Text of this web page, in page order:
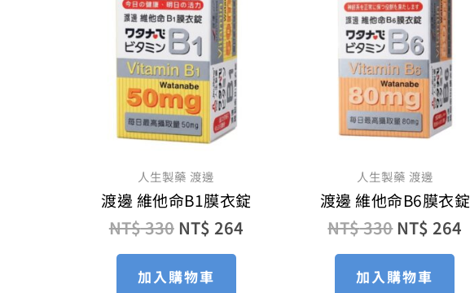
人生製藥 渡邊
渡邊 維他命B1膜衣錠
NT$330
價
格：
NT$ 330。
NT$ 264
加入購物車
人生製藥 渡邊
渡邊 維他命B6膜衣錠
NT$330
價
格：
NT$ 330。
NT$ 264
加入購物車